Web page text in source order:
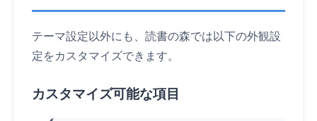
テーマ設定以外にも、読書の森では以下の外観設
定をカスタマイズできます。
カスタマイズ可能な項目